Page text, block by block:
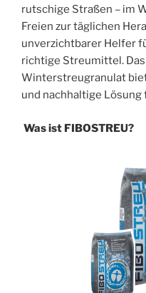
rutschige Straßen – im
Freien zur täglichen
unverzichtbarer Helfer
richtige Streumittel. Das
Winterstreugranulat
und nachhaltige
Was ist FIBOSTREU?